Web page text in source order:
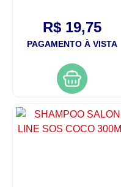
R$ 19,75
PAGAMENTO À VISTA